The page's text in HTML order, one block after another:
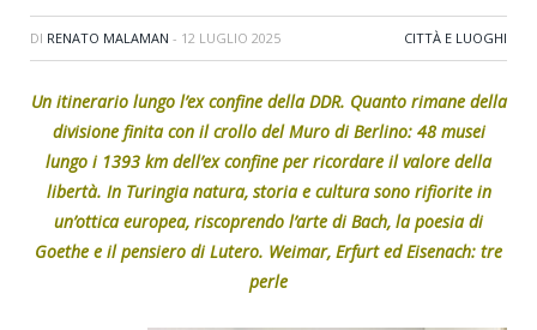
DI RENATO MALAMAN - 12 LUGLIO 2025 CITTÀ E LUOGHI
Un itinerario lungo l’ex confine della DDR. Quanto rimane della
divisione finita con il crollo del Muro di Berlino: 48 musei
lungo i 1393 km dell’ex confine per ricordare il valore della
libertà. In Turingia natura, storia e cultura sono rifiorite in
un’ottica europea, riscoprendo l’arte di Bach, la poesia di
Goethe e il pensiero di Lutero. Weimar, Erfurt ed Eisenach: tre
perle